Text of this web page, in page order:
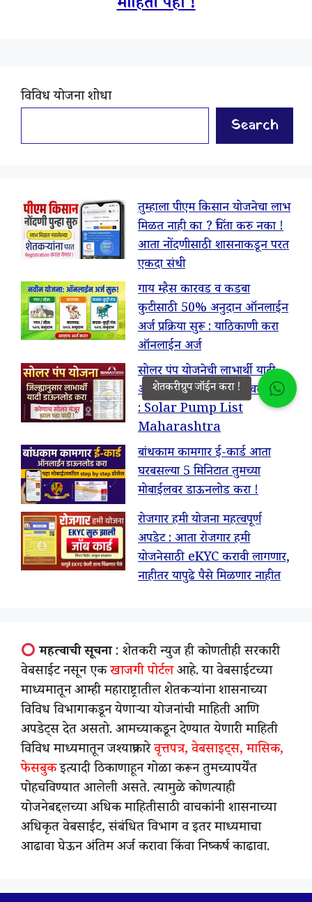
माहिती पहा !
विविध योजना शोधा
Search
तुम्हाला पीएम किसान योजनेचा लाभ
मिळत नाही का ? चिंता करु नका !
आता नोंदणीसाठी शासनाकडून परत
एकदा संधी
गाय म्हैस कारवड व कडबा
कुटीसाठी 50% अनुदान ऑनलाईन
अर्ज प्रक्रिया सुरू : याठिकाणी करा
ऑनलाईन अर्ज
सोलर पंप योजनेची लाभार्थी यादी
ऑनलाईन तुमच्या मोबाईलवर पहा !
: Solar Pump List
Maharashtra
बांधकाम कामगार ई-कार्ड आता
घरबसल्या 5 मिनिटात तुमच्या
मोबाईलवर डाऊनलोड करा !
रोजगार हमी योजना महत्वपूर्ण
अपडेट : आता रोजगार हमी
योजनेसाठी eKYC करावी लागणार,
नाहीतर यापुढे पैसे मिळणार नाहीत
महत्वाची सूचना: शेतकरी न्युज ही कोणतीही सरकारी
वेबसाईट नसून एकखाजगी पोर्टलआहे. या वेबसाईटच्या
माध्यमातून आम्ही महाराष्ट्रातील शेतकऱ्यांना शासनाच्या
विविध विभागाकडून येणाऱ्या योजनांची माहिती आणि
अपडेट्स देत असतो. आमच्याकडून देण्यात येणारी माहिती
विविध माध्यमातून जश्याप्रकारेवृत्तपत्र, वेबसाइट्स, मासिक,
फेसबुकइत्यादी ठिकाणाहून गोळा करून तुमच्यापर्येंत
पोहचविण्यात आलेली असते. त्यामुळे कोणत्याही
योजनेबद्दलच्या अधिक माहितीसाठी वाचकांनी शासनाच्या
अधिकृत वेबसाईट, संबंधित विभाग व इतर माध्यमाचा
आढावा घेऊन अंतिम अर्ज करावा किंवा निष्कर्ष काढावा.